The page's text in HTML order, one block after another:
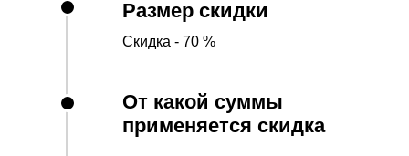
Скидка - 70 %
От какой суммы
применяется скидка
Размер скидки